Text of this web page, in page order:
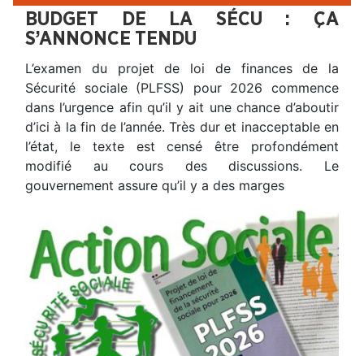
BUDGET DE LA SÉCU : ÇA
S’ANNONCE TENDU
L’examen du projet de loi de finances de la
Sécurité sociale (PLFSS) pour 2026 commence
dans l’urgence afin qu’il y ait une chance d’aboutir
d’ici à la fin de l’année. Très dur et inacceptable en
l’état, le texte est censé être profondément
modifié au cours des discussions. Le
gouvernement assure qu’il y a des marges